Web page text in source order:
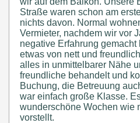
Straße waren schon am
nichts davon. Normal
Vermieter, nachdem wir vor
negative Erfahrung
etwas von nett und
alles in unmittelbarer Nähe
freundliche behandelt und
Buchung, die Betreuung
war einfach große Klasse.
wunderschöne Wochen wie
vorstellt.